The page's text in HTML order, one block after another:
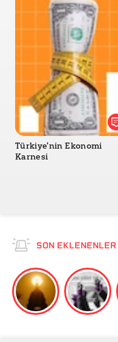
Türkiye'nin Ekonomi
Karnesi
SON EKLENENLER